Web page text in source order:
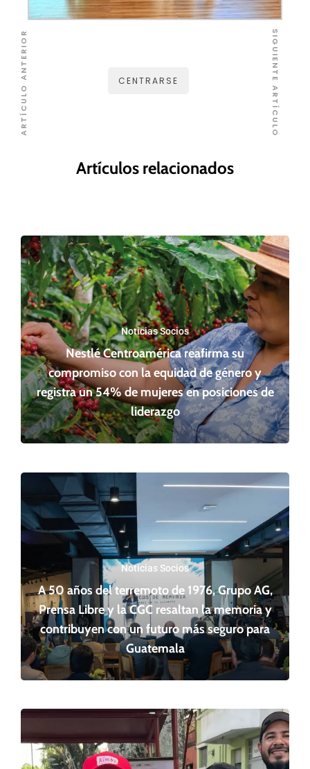
CENTRARSE
Artículos relacionados
Noticias Socios
Nestlé Centroamérica reafirma su
compromiso con la equidad de género y
registra un 54% de mujeres en posiciones de
liderazgo
Noticias Socios
A 50 años del terremoto de 1976, Grupo AG,
Prensa Libre y la CGC resaltan la memoria y
contribuyen con un futuro más seguro para
Guatemala
ARTÍCULO ANTERIOR SIGUIENTE ARTÍCULO